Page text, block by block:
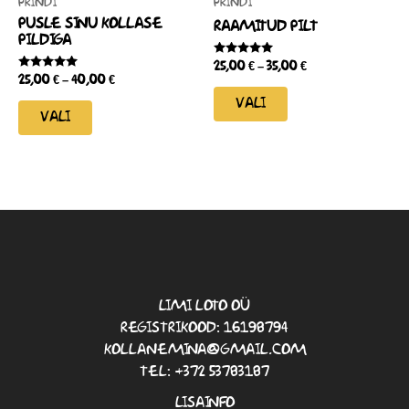
PRINDI
PUSLE SINU KOLLASE
PILDIGA
HINNANGUGA
/
25,00 € – 40,00 €
VALI
PRINDI
RAAMITUD PILT
HINNANGUGA
/
25,00 € – 35,00 €
VALI
LIMI LOTO OÜ
REGISTRIKOOD: 16198794
KOLLANEMINA@GMAIL.COM
TEL: +372 53783187
LISAINFO